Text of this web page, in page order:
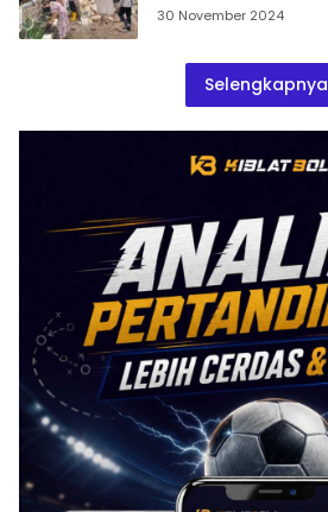
30 November 2024
Selengkapnya